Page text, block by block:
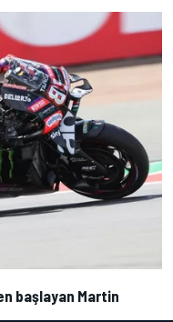
başlayan Martin